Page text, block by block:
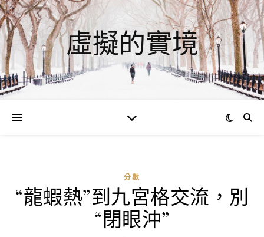
虛擬的實境
分數
“龍蝦熱”到九宮格交流，別
“閉眼沖”